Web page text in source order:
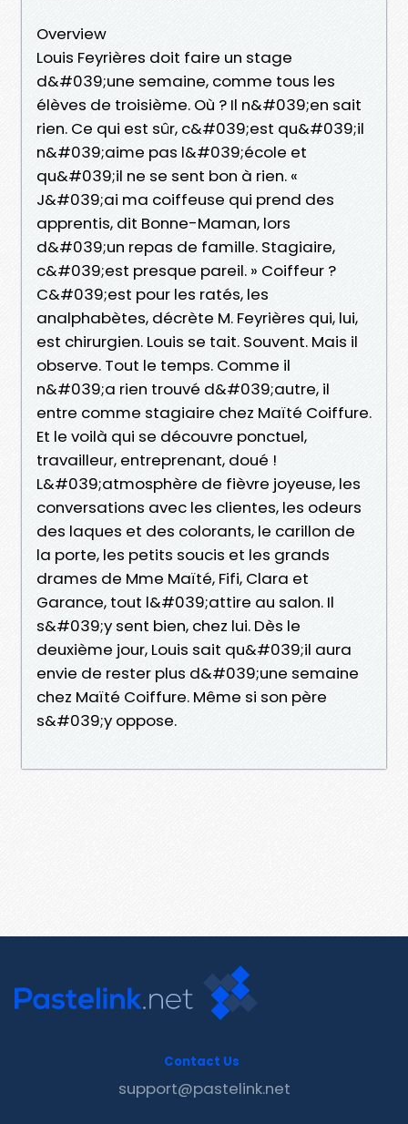
Overview
Louis Feyrières doit faire un stage
d&#039;une semaine, comme tous les
élèves de troisième. Où ? Il n&#039;en sait
rien. Ce qui est sûr, c&#039;est qu&#039;il
n&#039;aime pas l&#039;école et
qu&#039;il ne se sent bon à rien. «
J&#039;ai ma coiffeuse qui prend des
apprentis, dit Bonne-Maman, lors
d&#039;un repas de famille. Stagiaire,
c&#039;est presque pareil. » Coiffeur ?
C&#039;est pour les ratés, les
analphabètes, décrète M. Feyrières qui, lui,
est chirurgien. Louis se tait. Souvent. Mais il
observe. Tout le temps. Comme il
n&#039;a rien trouvé d&#039;autre, il
entre comme stagiaire chez Maïté Coiffure.
Et le voilà qui se découvre ponctuel,
travailleur, entreprenant, doué !
L&#039;atmosphère de fièvre joyeuse, les
conversations avec les clientes, les odeurs
des laques et des colorants, le carillon de
la porte, les petits soucis et les grands
drames de Mme Maïté, Fifi, Clara et
Garance, tout l&#039;attire au salon. Il
s&#039;y sent bien, chez lui. Dès le
deuxième jour, Louis sait qu&#039;il aura
envie de rester plus d&#039;une semaine
chez Maïté Coiffure. Même si son père
s&#039;y oppose.
Contact Us
support@pastelink.net